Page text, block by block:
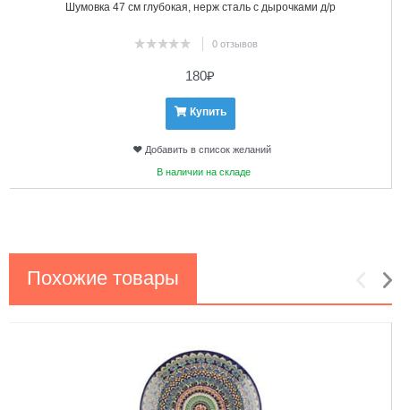
Шумовка 47 см глубокая, нерж сталь с дырочками д/р
0 отзывов
180₽
Купить
Добавить в список желаний
В наличии на складе
Похожие товары